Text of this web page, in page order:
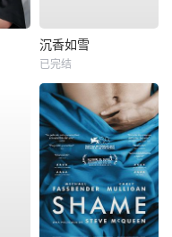
沉香如雪
已完结